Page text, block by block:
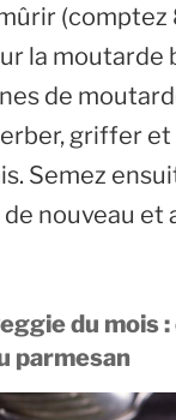
(comptez
la moutarde
de
griffer
Semez
nouveau et
du mois
parmesan